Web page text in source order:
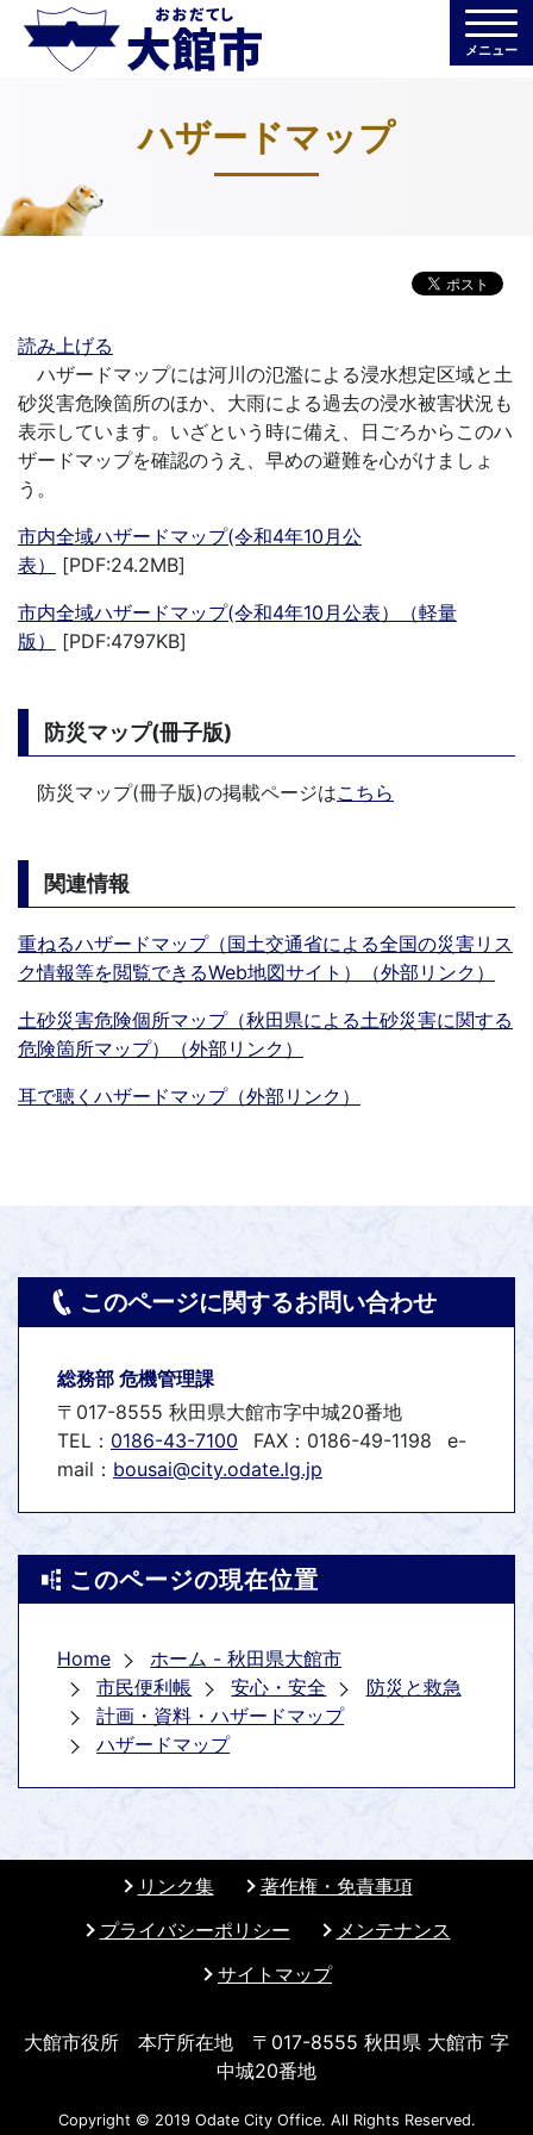
メニュー
ハザードマップ
読み上げる
ハザードマップには河川の氾濫による浸水想定区域と土
砂災害危険箇所のほか、大雨による過去の浸水被害状況も
表示しています。いざという時に備え、日ごろからこのハ
ザードマップを確認のうえ、早めの避難を心がけましょ
う。
市内全域ハザードマップ(令和4年10月公
表）
[PDF:24.2MB]
市内全域ハザードマップ(令和4年10月公表）（軽量
版）
[PDF:4797KB]
防災マップ(冊子版)
防災マップ(冊子版)の掲載ページはこちら
関連情報
重ねるハザードマップ（国土交通省による全国の災害リス
ク情報等を閲覧できるWeb地図サイト）（外部リンク）
土砂災害危険個所マップ（秋田県による土砂災害に関する
危険箇所マップ）（外部リンク）
耳で聴くハザードマップ（外部リンク）
このページに関するお問い合わせ
総務部 危機管理課
〒017-8555 秋田県大館市字中城20番地
TEL： 0186-43-7100 FAX：0186-49-1198
e-
mail： bousai@city.odate.lg.jp
このページの現在位置
Home
ホーム - 秋田県大館市
市民便利帳
安心・安全
防災と救急
計画・資料・ハザードマップ
ハザードマップ
リンク集
著作権・免責事項
プライバシーポリシー
メンテナンス
サイトマップ
大館市役所 本庁所在地 〒017-8555 秋田県 大館市 字
中城20番地
Copyright © 2019 Odate City Office. All Rights Reserved.